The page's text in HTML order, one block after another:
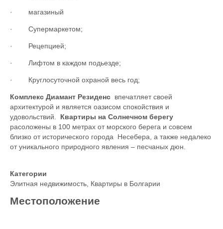
· магазиный
· Супермаркетом;
· Рецепцией;
· Лифтом в каждом подьезде;
· Круглосуточной охраной весь год;
Комплекс Диамант Резиденс впечатляет своей
архитектурой и является оазисом спокойствия и
удовольствий.
Квартиры на Солнечном берегу
расоложены в 100 метрах от морского берега и совсем
близко от исторического города Несебера, а также недалеко
от уникального природного явления – песчаных дюн.
Категории
Элитная недвижимость, Квартиры в Болгарии
Местоположение